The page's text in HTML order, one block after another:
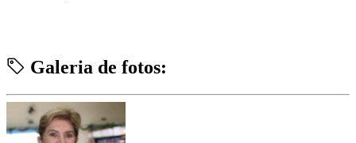
Galeria de fotos: